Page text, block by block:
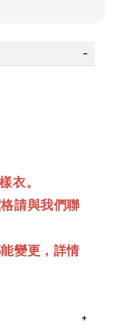
衣。
請與我們聯
變更，詳情